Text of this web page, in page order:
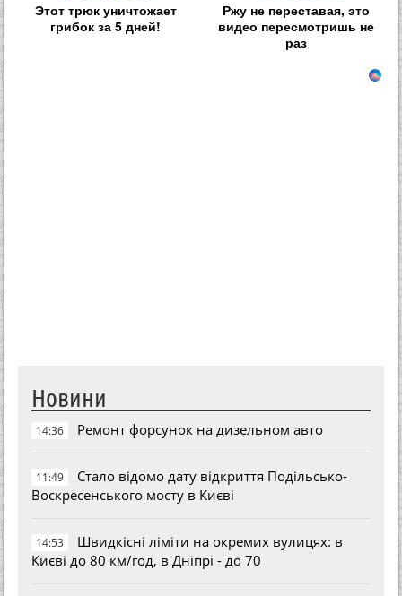
Этот трюк уничтожает
грибок за 5 дней!
Ржу не переставая, это
видео пересмотришь не
раз
Новини
14:36 Ремонт форсунок на дизельном авто
11:49
Стало відомо дату відкриття Подільсько-
Воскресенського мосту в Києві
14:53
Швидкісні ліміти на окремих вулицях: в
Києві до 80 км/год, в Дніпрі - до 70